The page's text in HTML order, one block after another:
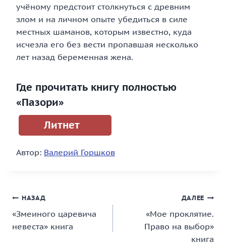
учёному предстоит столкнуться с древним
злом и на личном опыте убедиться в силе
местных шаманов, которым известно, куда
исчезла его без вести пропавшая несколько
лет назад беременная жена.
Где прочитать книгу полностью
«Пазори»
Литнет
Автор: Валерий Горшков
Навигация
по
записям
НАЗАД
«Змеиного царевича
невеста» книга
ДАЛЕЕ
«Мое проклятие.
Право на выбор»
книга